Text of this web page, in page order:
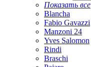
Показать все
Blancha
Fabio Gavazzi
Manzoni 24
Yves Salomon
Rindi
Braschi